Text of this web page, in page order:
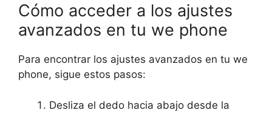
Cómo acceder a los ajustes
avanzados en tu we phone
Para encontrar los ajustes avanzados en tu we
phone, sigue estos pasos:
Desliza el dedo hacia abajo desde la